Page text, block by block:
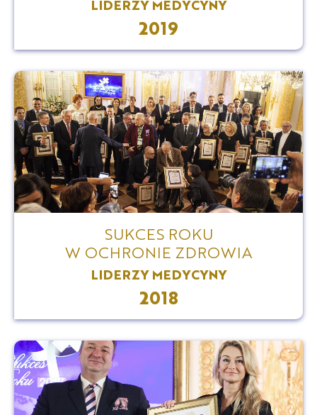
LIDERZY MEDYCYNY
2019
SUKCES ROKU
W OCHRONIE ZDROWIA
LIDERZY MEDYCYNY
2018